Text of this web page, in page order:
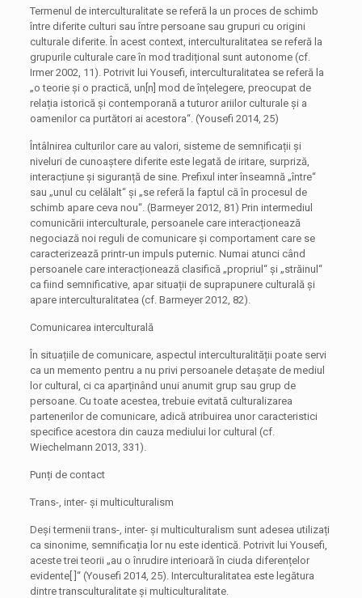
Termenul de interculturalitate se referă la un proces de schimb
între diferite culturi sau între persoane sau grupuri cu origini
culturale diferite. În acest context, interculturalitatea se referă la
grupurile culturale care în mod tradițional sunt autonome (cf.
Irmer 2002, 11). Potrivit lui Yousefi, interculturalitatea se referă la
„o teorie și o practică, un[n] mod de înțelegere, preocupat de
relația istorică și contemporană a tuturor ariilor culturale și a
oamenilor ca purtători ai acestora“. (Yousefi 2014, 25)
Întâlnirea culturilor care au valori, sisteme de semnificații și
niveluri de cunoaștere diferite este legată de iritare, surpriză,
interacțiune și siguranță de sine. Prefixul inter înseamnă „între“
sau „unul cu celălalt“ și „se referă la faptul că în procesul de
schimb apare ceva nou“. (Barmeyer 2012, 81) Prin intermediul
comunicării interculturale, persoanele care interacționează
negociază noi reguli de comunicare și comportament care se
caracterizează printr-un impuls puternic. Numai atunci când
persoanele care interacționează clasifică „propriul“ și „străinul“
ca fiind semnificative, apar situații de suprapunere culturală și
apare interculturalitatea (cf. Barmeyer 2012, 82).
Comunicarea interculturală
În situațiile de comunicare, aspectul interculturalității poate servi
ca un memento pentru a nu privi persoanele detașate de mediul
lor cultural, ci ca aparținând unui anumit grup sau grup de
persoane. Cu toate acestea, trebuie evitată culturalizarea
partenerilor de comunicare, adică atribuirea unor caracteristici
specifice acestora din cauza mediului lor cultural (cf.
Wiechelmann 2013, 331).
Punți de contact
Trans-, inter- și multiculturalism
Deși termenii trans-, inter- și multiculturalism sunt adesea utilizați
ca sinonime, semnificația lor nu este identică. Potrivit lui Yousefi,
aceste trei teorii „au o înrudire interioară în ciuda diferențelor
evidente[ ]“ (Yousefi 2014, 25). Interculturalitatea este legătura
dintre transculturalitate și multiculturalitate.